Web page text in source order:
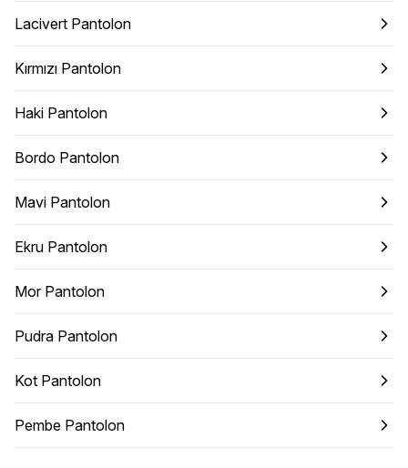
Lacivert Pantolon
Kırmızı Pantolon
Haki Pantolon
Bordo Pantolon
Mavi Pantolon
Ekru Pantolon
Mor Pantolon
Pudra Pantolon
Kot Pantolon
Pembe Pantolon